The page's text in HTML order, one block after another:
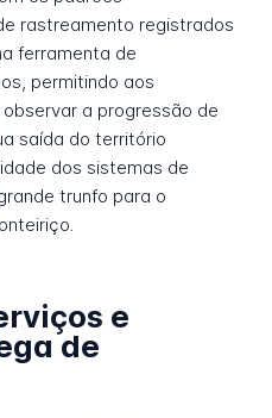
rastreamento registrados
ferramenta de
permitindo aos
a progressão de
saída do território
dos sistemas de
trunfo para o
e
de